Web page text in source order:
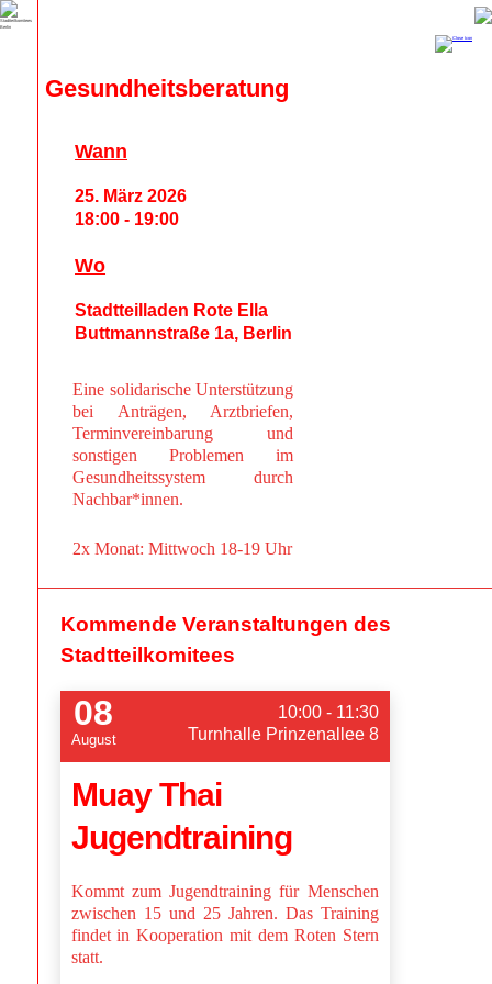
Gesundheitsberatung
Eine solidarische Unterstützung
bei Anträgen, Arztbriefen,
Terminvereinbarung und
sonstigen Problemen im
Gesundheitssystem durch
Nachbar*innen.
2x Monat: Mittwoch 18-19 Uhr
Wann
25. März 2026
18:00 - 19:00
Wo
Stadtteilladen Rote Ella
Buttmannstraße 1a, Berlin
Kommende Veranstaltungen des
Stadtteilkomitees
08
August
10:00 - 11:30
Turnhalle Prinzenallee 8
Muay Thai
Jugendtraining
Kommt zum Jugendtraining für Menschen
zwischen 15 und 25 Jahren. Das Training
findet in Kooperation mit dem Roten Stern
statt.